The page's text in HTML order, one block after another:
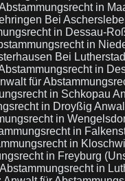
in
Bei
in Dessau-
in
Bei
in
für
in Schkopau
in Droyßig
in
in
in
in Freyburg
in